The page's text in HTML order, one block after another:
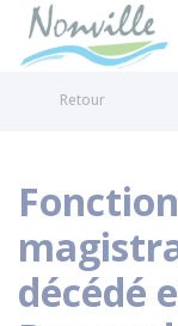
Retour
décédé